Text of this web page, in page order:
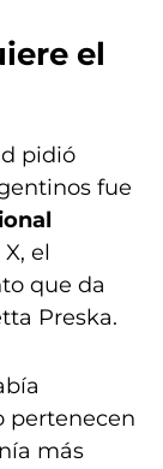
el
pidió
fue
el
que da
Preska.
pertenecen
más